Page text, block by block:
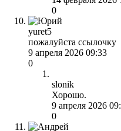
0
yuret5
пожалуйста ссылочку
9 апреля 2026 09:33
0
slonik
Хорошо.
9 апреля 2026
0